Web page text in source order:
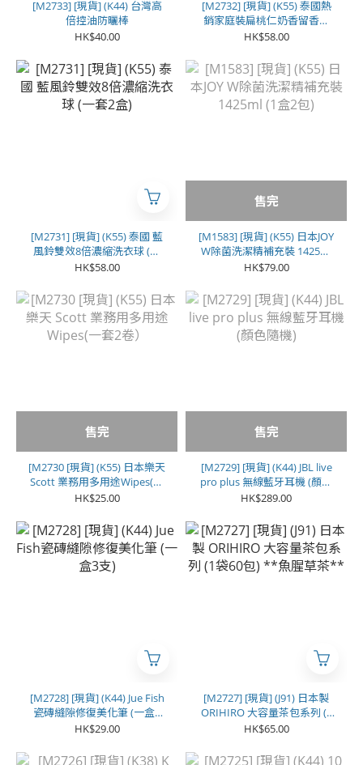
[M2733] [現貨] (K44) 台灣高
倍控油防曬棒
HK$40.00
[M2732] [現貨] (K55) 泰國熱
銷家庭裝扁桃仁奶香留香珠
1500克
HK$58.00
[M2731] [現貨] (K55) 泰國 藍
風鈴雙效8倍濃縮洗衣球 (一
套2盒)
HK$58.00
售完
[M1583] [現貨] (K55) 日本JOY
W除菌洗潔精補充裝 1425ml
(1盒2包)
HK$79.00
售完
[M2730 [現貨] (K55) 日本樂天
Scott 業務用多用途Wipes(一
套2卷）
HK$25.00
售完
[M2729] [現貨] (K44) JBL live
pro plus 無線藍牙耳機 (顏色
隨機)
HK$289.00
[M2728] [現貨] (K44) Jue Fish
瓷磚縫隙修復美化筆 (一盒3
支)
HK$29.00
[M2727] [現貨] (J91) 日本製
ORIHIRO 大容量茶包系列 (1
袋60包) **魚腥草茶**
HK$65.00